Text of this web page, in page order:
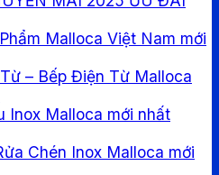
Malloca Việt Nam mới
– Bếp Điện Từ Malloca
Inox Malloca mới nhất
Chén Inox Malloca mới